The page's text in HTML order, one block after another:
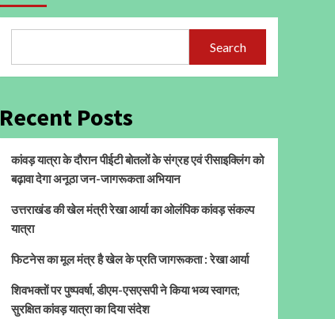
Search
Recent Posts
कांवड़ यात्रा के दौरान पीईटी बोतलों के संग्रह एवं रीसाइक्लिंग को
बढ़ावा देगा अनूठा जन-जागरूकता अभियान
उत्तराखंड की खेल मंत्री रेखा आर्या का ओलंपिक कांवड़ संकल्प
यात्रा
फिटनेस का मूल मंत्र है खेल के प्रति जागरूकता : रेखा आर्या
शिवभक्तों पर पुष्पवर्षा, डीएम-एसएसपी ने किया भव्य स्वागत;
सुरक्षित कांवड़ यात्रा का दिया संदेश